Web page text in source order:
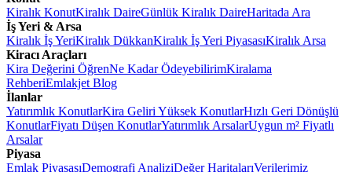
Kiralık KonutKiralık DaireGünlük Kiralık DaireHaritada Ara
İş Yeri & Arsa
Kiralık İş YeriKiralık DükkanKiralık İş Yeri PiyasasıKiralık Arsa
Kiracı Araçları
Kira Değerini ÖğrenNe Kadar ÖdeyebilirimKiralama
RehberiEmlakjet Blog
İlanlar
Yatırımlık KonutlarKira Geliri Yüksek KonutlarHızlı Geri Dönüşlü
KonutlarFiyatı Düşen KonutlarYatırımlık ArsalarUygun m² Fiyatlı
Arsalar
Piyasa
Emlak PiyasasıDemografi AnaliziDeğer HaritalarıVerilerimiz